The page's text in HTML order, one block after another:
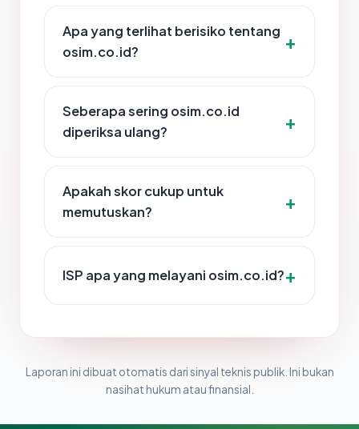
Apa yang terlihat berisiko tentang
osim.co.id?
Seberapa sering osim.co.id
diperiksa ulang?
Apakah skor cukup untuk
memutuskan?
ISP apa yang melayani osim.co.id?
Laporan ini dibuat otomatis dari sinyal teknis publik. Ini bukan
nasihat hukum atau finansial.